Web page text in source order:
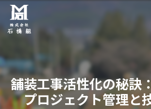
舗装工事活性化の秘訣
プロジェクト管理と